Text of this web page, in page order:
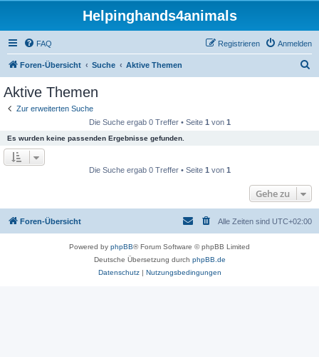
Helpinghands4animals
FAQ Anmelden
Registrieren
Foren-Übersicht Suche Aktive Themen
Aktive Themen
Zur erweiterten Suche
Die Suche ergab 0 Treffer • Seite 1 von 1
Es wurden keine passenden Ergebnisse gefunden.
Die Suche ergab 0 Treffer • Seite 1 von 1
Gehe zu
Foren-Übersicht Alle Zeiten sind UTC+02:00
Powered by phpBB® Forum Software © phpBB Limited
Deutsche Übersetzung durch phpBB.de
Datenschutz| Nutzungsbedingungen